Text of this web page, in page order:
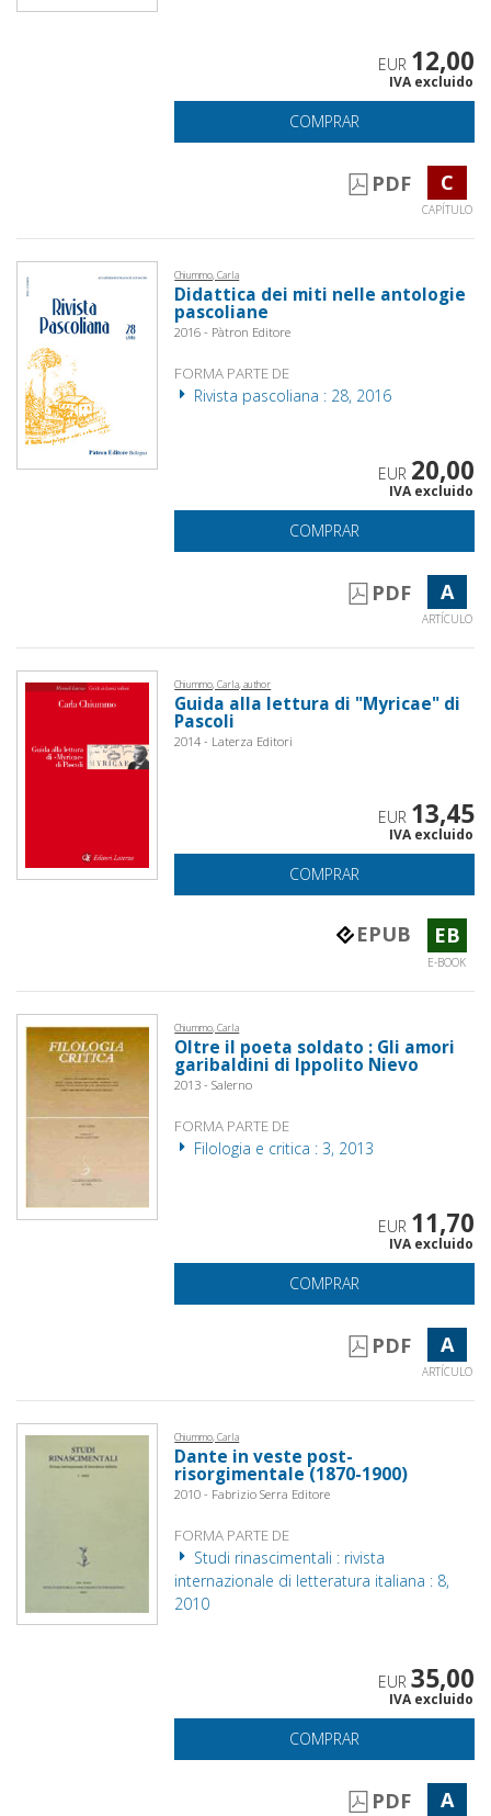
EUR 12,00
IVA excluido
COMPRAR
PDF C
CAPÍTULO
Chiummo, Carla
Didattica dei miti nelle antologie
pascoliane
2016 - Pàtron Editore
FORMA PARTE DE
Rivista pascoliana : 28, 2016
EUR 20,00
IVA excluido
COMPRAR
PDF A
ARTÍCULO
Chiummo, Carla, author
Guida alla lettura di "Myricae" di
Pascoli
2014 - Laterza Editori
EUR 13,45
IVA excluido
COMPRAR
EPUB EB
E-BOOK
Chiummo, Carla
Oltre il poeta soldato : Gli amori
garibaldini di Ippolito Nievo
2013 - Salerno
FORMA PARTE DE
Filologia e critica : 3, 2013
EUR 11,70
IVA excluido
COMPRAR
PDF A
ARTÍCULO
Chiummo, Carla
Dante in veste post-
risorgimentale (1870-1900)
2010 - Fabrizio Serra Editore
FORMA PARTE DE
Studi rinascimentali : rivista
internazionale di letteratura italiana : 8,
2010
EUR 35,00
IVA excluido
COMPRAR
PDF A